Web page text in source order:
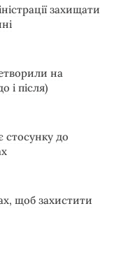
захищати
на
і після)
стосунку до
щоб захистити